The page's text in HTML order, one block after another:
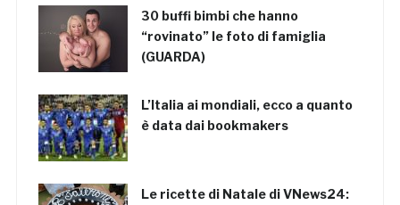
30 buffi bimbi che hanno
“rovinato” le foto di famiglia
(GUARDA)
L’Italia ai mondiali, ecco a quanto
è data dai bookmakers
Le ricette di Natale di VNews24: